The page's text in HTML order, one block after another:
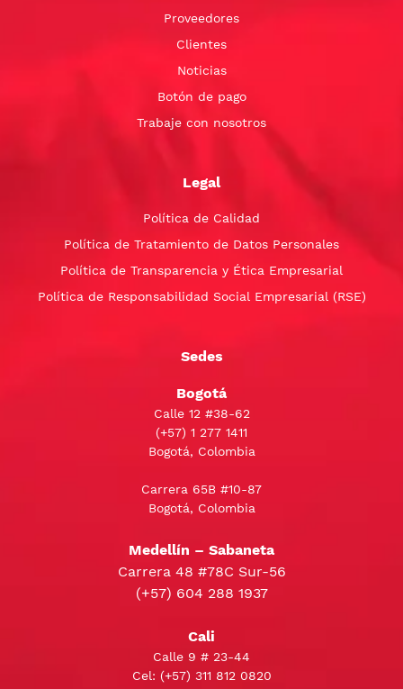
Proveedores
Clientes
Noticias
Botón de pago
Trabaje con nosotros
Legal
Política de Calidad
Política de Tratamiento de Datos Personales
Política de Transparencia y Ética Empresarial
Política de Responsabilidad Social Empresarial (RSE)
Sedes
Bogotá
Calle 12 #38-62
(+57) 1 277 1411
Bogotá, Colombia
Carrera 65B #10-87
Bogotá, Colombia
Medellín – Sabaneta
Carrera 48 #78C Sur-56
(+57) 604 288 1937
Cali
Calle 9 # 23-44
Cel: (+57) 311 812 0820